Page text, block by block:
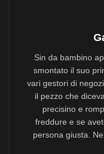
Sin da bambino
smontato il suo
vari gestori di
il pezzo che
precisino e
freddure e se
persona giusta.